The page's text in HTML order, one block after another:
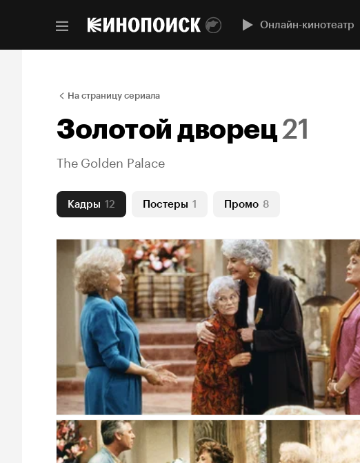
Онлайн-кинотеатр
На страницу сериала
Золотой дворец21
The Golden Palace
Кадры 12 Постеры 1 Промо 8